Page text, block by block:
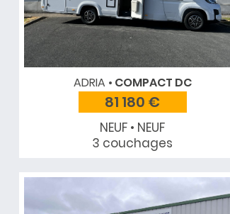
ADRIA COMPACT DC
81 180 €
NEUF • NEUF
3 couchages